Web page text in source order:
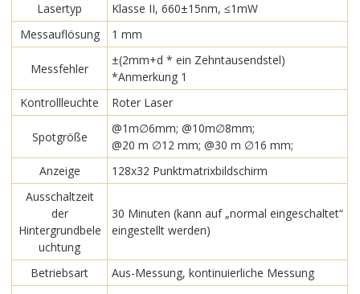
Lasertyp
Klasse II, 660±15nm, ≤1mW
Messauflösung
1 mm
Messfehler
±(2mm+d * ein Zehntausendstel)
*Anmerkung 1
Kontrollleuchte
Roter Laser
Spotgröße
@1m∅6mm; @10m∅8mm;
@20 m ∅12 mm; @30 m ∅16 mm;
Anzeige
128x32 Punktmatrixbildschirm
Ausschaltzeit
der
Hintergrundbele
uchtung
30 Minuten (kann auf „normal eingeschaltet“
eingestellt werden)
Betriebsart
Aus-Messung, kontinuierliche Messung